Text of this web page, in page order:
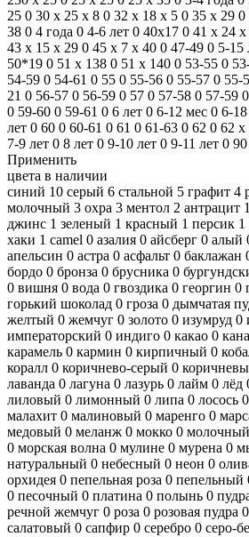
25 0 30 х 25 х 8 0 32 х 18 х 5 0 35 x 29 0
38 0 4 года 0 4-6 лет 0 40x17 0 41 х 24 х
43 х 15 х 29 0 45 х 7 х 40 0 47-49 0 5-15
50*19 0 51 x 138 0 51 х 140 0 53-55 0
54-59 0 54-61 0 55 0 55-56 0 55-57 0 55-
21 0 56-57 0 56-59 0 57 0 57-58 0 57-59 0
0 59-60 0 59-61 0 6 лет 0 6-12 мес 0 6-
лет 0 60 0 60-61 0 61 0 61-63 0 62 0 62 х
7-9 лет 0 8 лет 0 9-10 лет 0 9-11 лет 0
Применить
цвета в наличии
синий 10 серый 6 стальной 5 графит 4
молочный 3 охра 3 ментол 2 антрацит 1
джинс 1 зеленый 1 красный 1 персик 1
хаки 1 camel 0 азалия 0 айсберг 0 алый
апельсин 0 астра 0 асфальт 0 баклажан
бордо 0 бронза 0 брусника 0
0 вишня 0 вода 0 гвоздика 0 георгин 0
горький шоколад 0 гроза 0 дымчатая
желтый 0 жемчуг 0 золото 0 изумруд 0
императорский 0 индиго 0 какао 0
карамель 0 кармин 0 кирпичный 0
коралл 0 коричнево-серый 0
лаванда 0 лагуна 0 лазурь 0 лайм 0 лёд
лиловый 0 лимонный 0 липа 0 лосось 0
малахит 0 малиновый 0 маренго 0
медовый 0 меланж 0 мокко 0
0 морская волна 0 мулине 0 мурена 0
натуральный 0 небесный 0 неон 0
орхидея 0 пепельная роза 0 пепельный
0 песочный 0 платина 0 полынь 0
речной жемчуг 0 роза 0 розовая пудра 0
салатовый 0 сапфир 0 серебро 0 серо-